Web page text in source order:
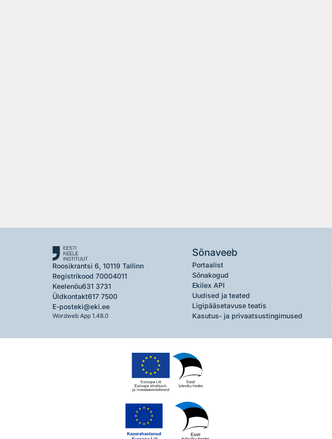
Roosikrantsi 6, 10119 Tallinn
Registrikood 70004011
Keelenõu631 3731
Üldkontakt617 7500
E-posteki@eki.ee
Wordweb App 1.48.0
Sõnaveeb
Portaalist
Sõnakogud
Ekilex API
Uudised ja teated
Ligipääsetavuse teatis
Kasutus- ja privaatsustingimused